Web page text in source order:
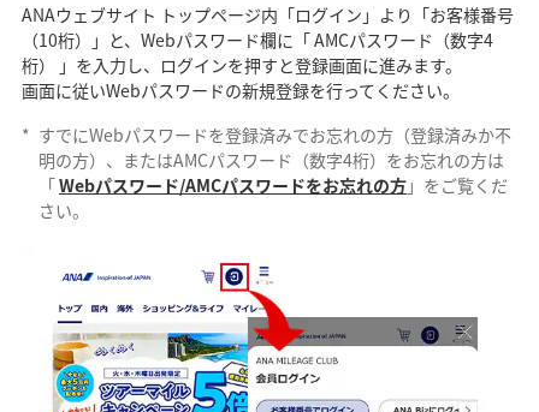
ANAウェブサイト トップページ内「ログイン」より「お客様番号
（10桁）」と、Webパスワード欄に「 AMCパスワード（数字4
桁） 」を入力し、ログインを押すと登録画面に進みます。
画面に従いWebパスワードの新規登録を行ってください。
* すでにWebパスワードを登録済みでお忘れの方（登録済みか不
明の方）、またはAMCパスワード（数字4桁）をお忘れの方は
「Webパスワード/AMCパスワードをお忘れの方」をご覧くだ
さい。